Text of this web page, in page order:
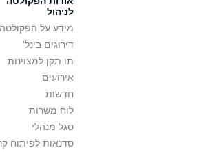
לניהול
מידע על הפקולטה
דירוגים בינל'
תו תקן למצוינות
אירועים
חדשות
לוח משרות
סגל מנהלי
סדנאות לפיתוח